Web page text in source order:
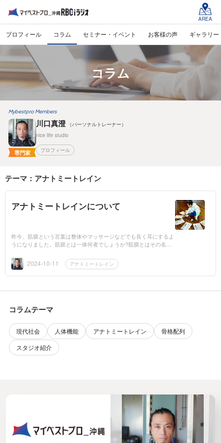
AREA
プロフィール コラム セミナー・イベント お客様の声 ギャラリー
コラム
Mybestpro Members
専門家
川口真澄
（パーソナルトレーナー）
nice life studio
プロフィール
テーマ：アナトミートレイン
アナトミートレインについて
昨今、筋膜という言葉は整体やマッサージなどでも良く耳にするよ
うになりました。筋膜とは一体何者でしょうか?筋膜とはその名の
「筋外膜」...2024-10-11 アナトミートレイン
コラムテーマ
現代社会 人体機能 アナトミートレイン
骨格配列
スタジオ紹介